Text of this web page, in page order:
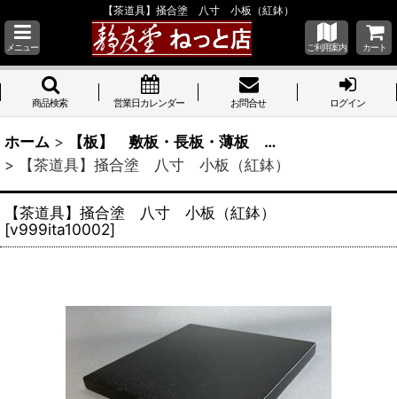
【茶道具】掻合塗 八寸 小板（紅鉢）
メニュー ご利用案内 カート
商品検索 営業日カレンダー お問合せ ログイン
ホーム >
【板】 敷板・長板・薄板 …
>
【茶道具】掻合塗 八寸 小板（紅鉢）
【茶道具】掻合塗 八寸 小板（紅鉢）
[v999ita10002]